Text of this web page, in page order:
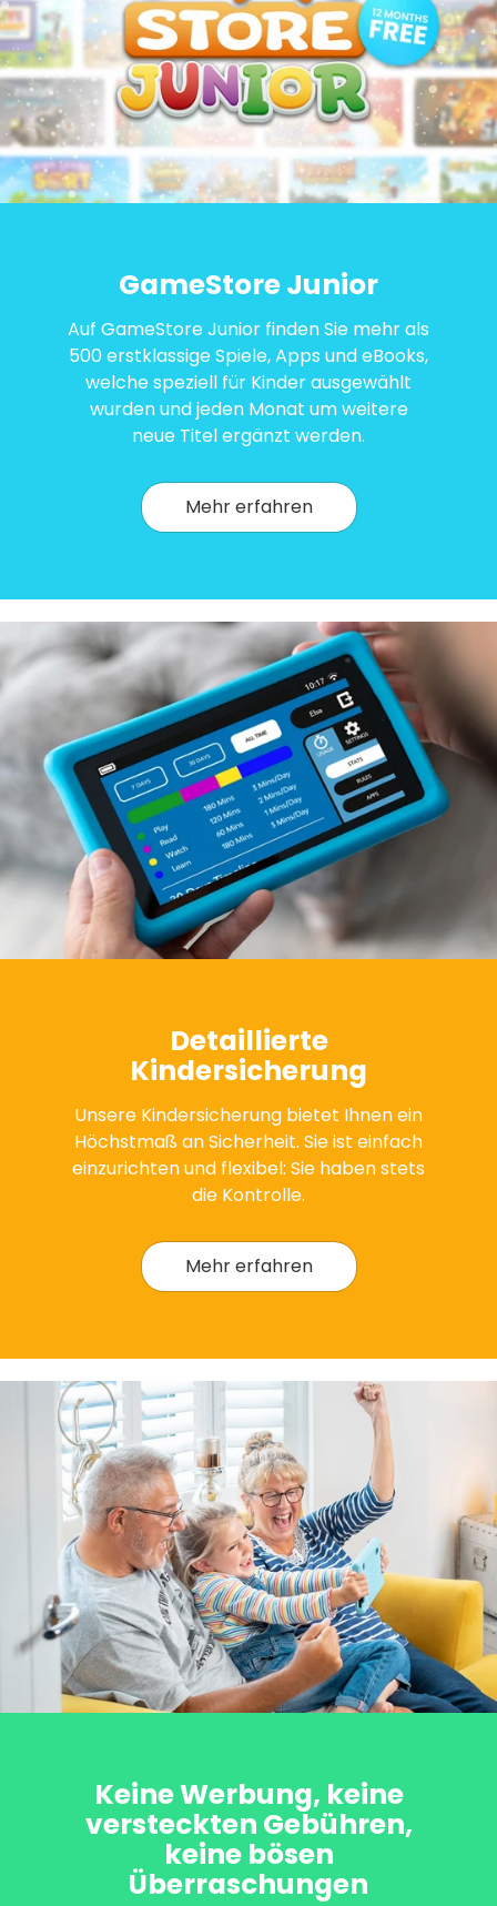
GameStore Junior
Auf GameStore Junior finden Sie mehr als
500 erstklassige Spiele, Apps und eBooks,
welche speziell für Kinder ausgewählt
wurden und jeden Monat um weitere
neue Titel ergänzt werden.
Mehr erfahren
Detaillierte
Kindersicherung
Unsere Kindersicherung bietet Ihnen ein
Höchstmaß an Sicherheit. Sie ist einfach
einzurichten und flexibel: Sie haben stets
die Kontrolle.
Mehr erfahren
Keine Werbung, keine
versteckten Gebühren,
keine bösen
Überraschungen